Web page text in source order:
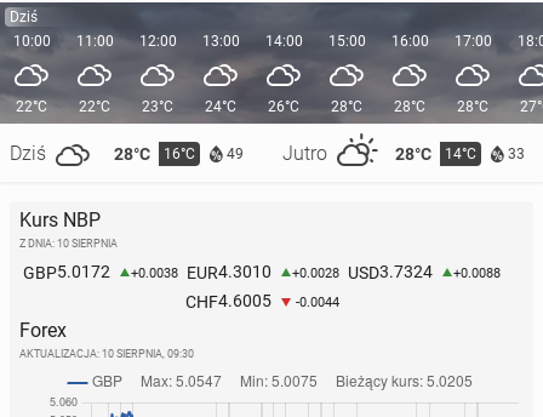
Dziś
10:00
22°C
Dziś 28°C 16°C 49 Jutro 28°C 14°C 33
11:00
22°C
12:00
23°C
13:00
24°C
14:00
26°C
15:00
28°C
16:00
28°C
17:00
28°C
Kurs NBP
Z DNIA: 10 SIERPNIA
GBP5.0172 +0.0038 EUR4.3010 +0.0028 USD3.7324 +0.0088
CHF4.6005 -0.0044
Forex
AKTUALIZACJA: 10 SIERPNIA, 09:30